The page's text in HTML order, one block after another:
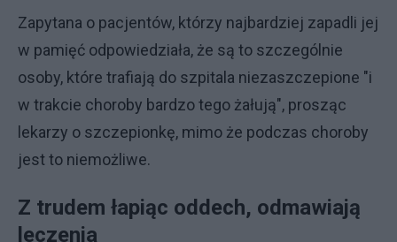
Zapytana o pacjentów, którzy najbardziej zapadli jej
w pamięć odpowiedziała, że są to szczególnie
osoby, które trafiają do szpitala niezaszczepione "i
w trakcie choroby bardzo tego żałują", prosząc
lekarzy o szczepionkę, mimo że podczas choroby
jest to niemożliwe.
Z trudem łapiąc oddech, odmawiają
leczenia